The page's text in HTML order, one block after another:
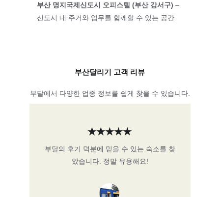
부산 명지국제신도시 오피스텔 (부산 강서구) –
신도시 내 주거와 업무를 함께할 수 있는 공간
부산달리기 고객 리뷰
부달에서 다양한 업종 정보를 쉽게 찾을 수 있습니다.
부달의 후기 덕분에 믿을 수 있는 숙소를 찾
았습니다. 정말 유용해요!
★★★★★